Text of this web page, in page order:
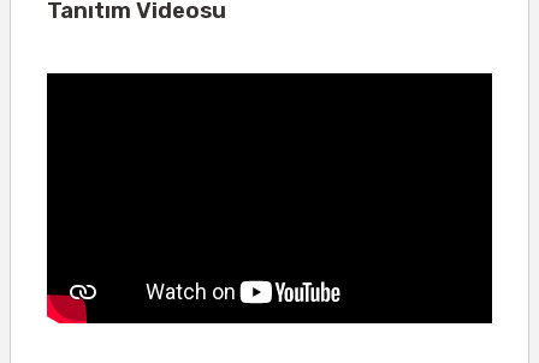
Tanıtım Videosu